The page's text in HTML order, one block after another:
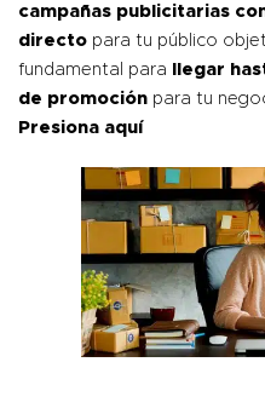
campañas publicitarias
directo para tu público
fundamental para
llegar
de promoción para tu
Presiona aquí